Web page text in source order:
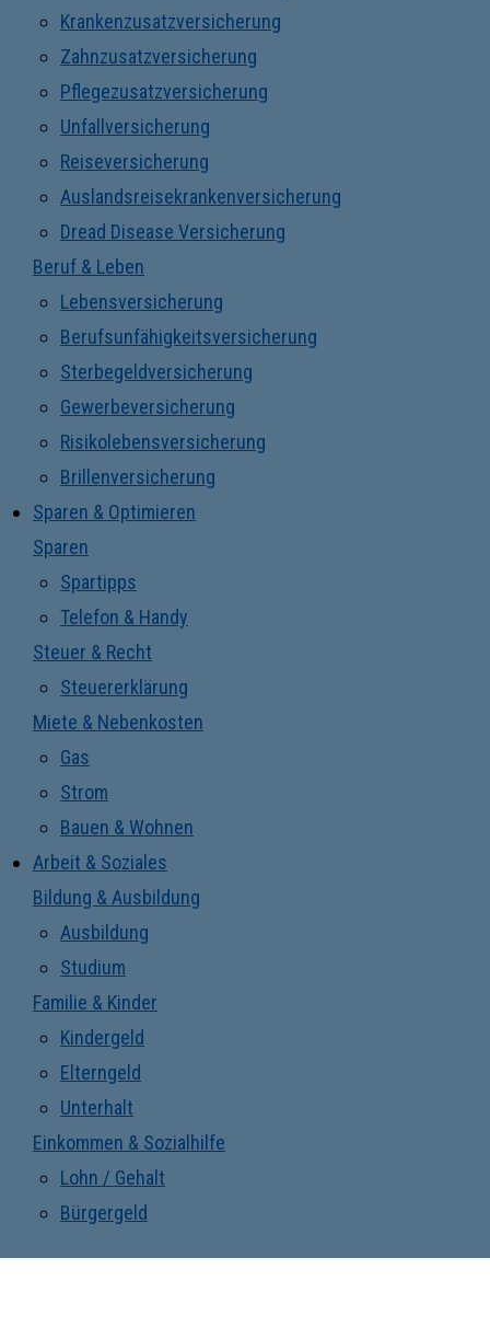
Krankenzusatzversicherung
Zahnzusatzversicherung
Pflegezusatzversicherung
Unfallversicherung
Reiseversicherung
Auslandsreisekrankenversicherung
Dread Disease Versicherung
Beruf & Leben
Lebensversicherung
Berufsunfähigkeitsversicherung
Sterbegeldversicherung
Gewerbeversicherung
Risikolebensversicherung
Brillenversicherung
Sparen & Optimieren
Sparen
Spartipps
Telefon & Handy
Steuer & Recht
Steuererklärung
Miete & Nebenkosten
Gas
Strom
Bauen & Wohnen
Arbeit & Soziales
Bildung & Ausbildung
Ausbildung
Studium
Familie & Kinder
Kindergeld
Elterngeld
Unterhalt
Einkommen & Sozialhilfe
Lohn / Gehalt
Bürgergeld